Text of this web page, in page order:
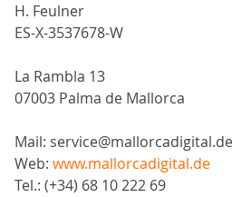
H. Feulner
ES-X-3537678-W
La Rambla 13
07003 Palma de Mallorca
Mail: service@mallorcadigital.de
Web: www.mallorcadigital.de
Tel.: (+34) 68 10 222 69